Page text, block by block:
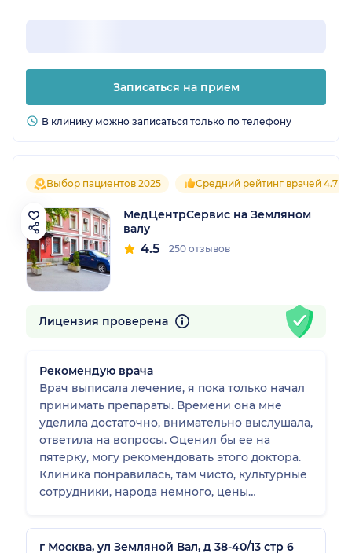
Записаться на прием
В клинику можно записаться только по телефону
Выбор пациентов 2025 Средний рейтинг врачей 4.7
МедЦентрСервис на Земляном
валу
4.5 250 отзывов
Лицензия проверена
Рекомендую врача
Врач выписала лечение, я пока только начал
принимать препараты. Времени она мне
уделила достаточно, внимательно выслушала,
ответила на вопросы. Оценил бы ее на
пятерку, могу рекомендовать этого доктора.
Клиника понравилась, там чисто, культурные
сотрудники, народа немного, цены
соблюдать дистанцию, никакого
дискомфорта. Чувствуешь, что специалист
г Москва, ул Земляной Вал, д 38-40/13 стр 6